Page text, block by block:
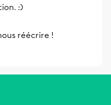
:)
réécrire !